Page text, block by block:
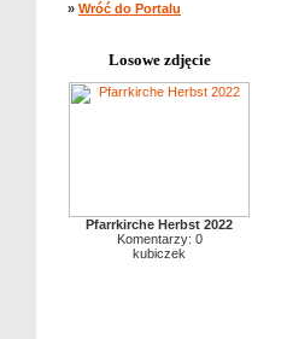
» Wróć do Portalu
Losowe zdjęcie
Pfarrkirche Herbst 2022
Komentarzy: 0
kubiczek